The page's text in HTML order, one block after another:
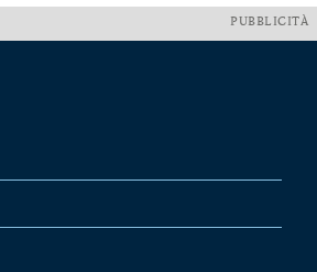
PUBBLICITÀ